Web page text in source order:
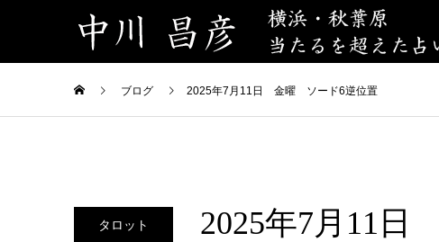
ブログ 2025年7月11日 金曜 ソード6逆位置
タロット 2025年7月11